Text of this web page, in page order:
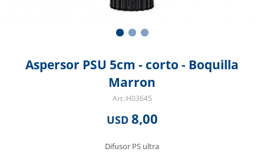
Aspersor PSU 5cm - corto - Boquilla
Marron
H03645
USD 8,00
Difusor PS ultra